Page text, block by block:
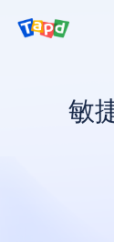
敏